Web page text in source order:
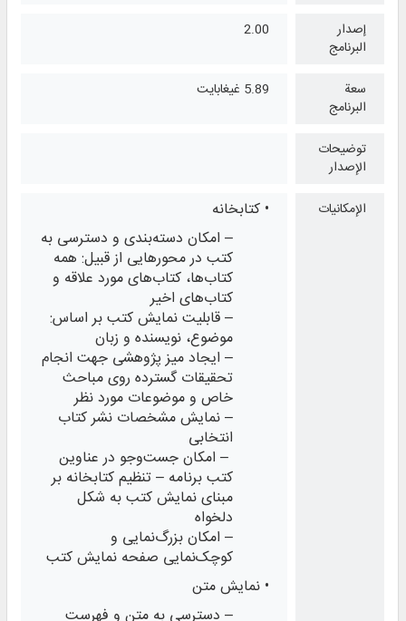
إصدار
البرنامج
2.00
سعة
البرنامج
5.89 غيغابايت
توضيحات
الإصدار
الإمكانيات
• کتابخانه
– امکان دسته‌بندی و دسترسی به
کتب در محورهایی از قبیل: همه
کتاب‌ها، کتاب‌های مورد علاقه و
کتاب‌های اخیر
– قابلیت نمایش کتب بر اساس:
موضوع، نویسنده و زبان
– ایجاد میز پژوهشی جهت انجام
تحقیقات گسترده روی مباحث
خاص و موضوعات مورد نظر
– نمایش مشخصات نشر کتاب
انتخابی
– امکان جست‌وجو در عناوین
کتب برنامه – تنظیم کتابخانه بر
مبنای نمایش کتب به شکل
دلخواه
– امکان بزرگ‌نمایی و
کوچک‌نمایی صفحه نمایش کتب
• نمایش متن
– دسترسی به متن و فهرست